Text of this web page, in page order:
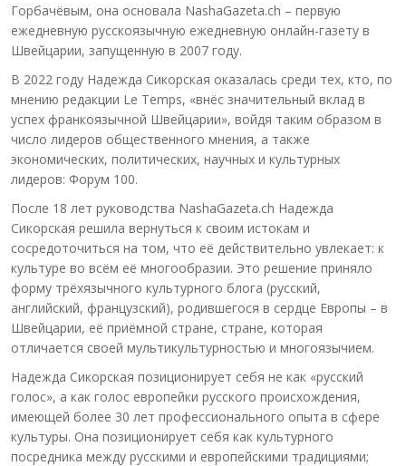
Горбачёвым, она основала NashaGazeta.ch – первую
ежедневную русскоязычную ежедневную онлайн-газету в
Швейцарии, запущенную в 2007 году.
В 2022 году Надежда Сикорская оказалась среди тех, кто, по
мнению редакции Le Temps, «внёс значительный вклад в
успех франкоязычной Швейцарии», войдя таким образом в
число лидеров общественного мнения, а также
экономических, политических, научных и культурных
лидеров: Форум 100.
После 18 лет руководства NashaGazeta.ch Надежда
Сикорская решила вернуться к своим истокам и
сосредоточиться на том, что её действительно увлекает: к
культуре во всём её многообразии. Это решение приняло
форму трёхязычного культурного блога (русский,
английский, французский), родившегося в сердце Европы – в
Швейцарии, её приёмной стране, стране, которая
отличается своей мультикультурностью и многоязычием.
Надежда Сикорская позиционирует себя не как «русский
голос», а как голос европейки русского происхождения,
имеющей более 30 лет профессионального опыта в сфере
культуры. Она позиционирует себя как культурного
посредника между русскими и европейскими традициями;